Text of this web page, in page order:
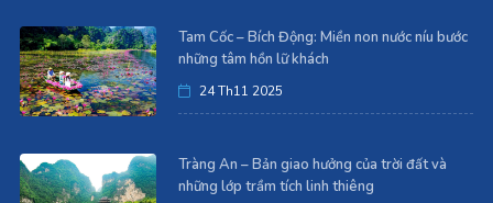
Tam Cốc – Bích Động: Miền non nước níu bước
những tâm hồn lữ khách
24 Th11 2025
Tràng An – Bản giao hưởng của trời đất và
những lớp trầm tích linh thiêng